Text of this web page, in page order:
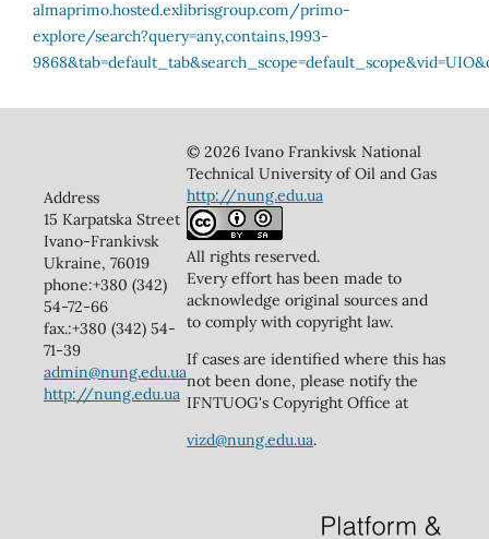
Address
15 Karpatska Street
Ivano-Frankivsk
Ukraine, 76019
phone:+380 (342)
54-72-66
fax.:+380 (342) 54-
71-39
admin@nung.edu.ua
http://nung.edu.ua
© 2026 Ivano Frankivsk National
Technical University of Oil and Gas
http://nung.edu.ua
All rights reserved.
Every effort has been made to
acknowledge original sources and
to comply with copyright law.
If cases are identified where this has
not been done, please notify the
IFNTUOG's Copyright Office at
vizd@nung.edu.ua.